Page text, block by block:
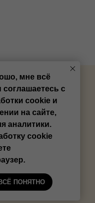
мне всё
с
cookie и
на сайте,
аналитики.
cookie
ПОНЯТНО